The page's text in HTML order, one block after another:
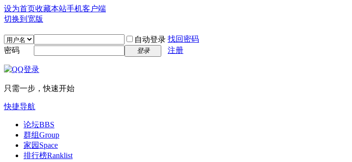
设为首页收藏本站手机客户端
切换到宽版
自动登录 找回密码
密码
登录 注册
只需一步，快速开始
快捷导航
论坛BBS
群组Group
家园 Space
排行榜Ranklist